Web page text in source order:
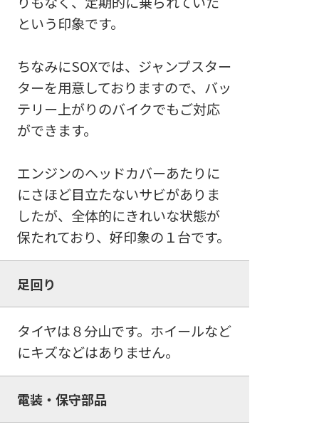
という印象です。
ちなみにSOXでは、ジャンプスター
ターを用意しておりますので、バッ
テリー上がりのバイクでもご対応
ができます。
エンジンのヘッドカバーあたりに
にさほど目立たないサビがありま
したが、全体的にきれいな状態が
保たれており、好印象の１台です。
足回り
タイヤは８分山です。ホイールなど
にキズなどはありません。
電装・保守部品